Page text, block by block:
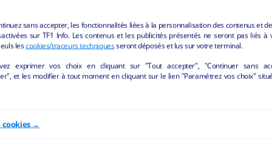
sans accepter, les fonctionnalités liées à la personnalisation des contenus et
sur TF1 Info. Les contenus et les publicités présentés ne seront pas liés à
lescookies/traceurs techniquesseront déposés et lus sur votre terminal.
exprimer vos choix en cliquant sur "Tout accepter", "Continuer sans
et les modifier à tout moment en cliquant sur le lien "Paramétrez vos choix"
cookies →